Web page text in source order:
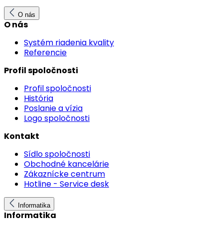
O nás
O nás
Systém riadenia kvality
Referencie
Profil spoločnosti
Profil spoločnosti
História
Poslanie a vízia
Logo spoločnosti
Kontakt
Sídlo spoločnosti
Obchodné kancelárie
Zákaznícke centrum
Hotline - Service desk
Informatika
Informatika